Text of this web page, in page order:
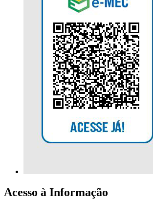
Acesso à Informação